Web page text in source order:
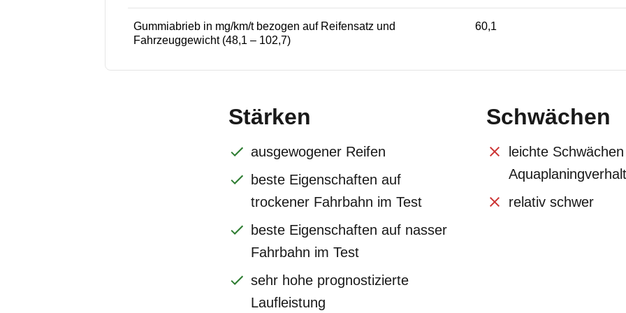
Gummiabrieb in mg/km/t bezogen auf Reifensatz und
Fahrzeuggewicht (48,1 – 102,7)
60,1
Stärken
ausgewogener Reifen
beste Eigenschaften auf
trockener Fahrbahn im Test
beste Eigenschaften auf nasser
Fahrbahn im Test
sehr hohe prognostizierte
Laufleistung
Schwächen
leichte
relativ schwer